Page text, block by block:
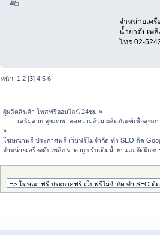
จำหน่ายเครื่
น้ำยาดับเพลิ
โทร 02-
หน้า: 1 2 [3]4 5 6
ผู้ผลิตสินค้า โพสฟรีออนไลน์ 24ชม »
เสริมสวย สุขภาพ  ลดความอ้วน ผลิตภัณฑ์เพื่อสุขภ
»
โฆษณาฟรี ประกาศฟรี เว็บฟรีไม่จำกัด ทำ SEO ติด
จำหน่ายเครื่องดับเพลิง ราคาถูก รับเติมน้ำยาและจัดฝึกอ